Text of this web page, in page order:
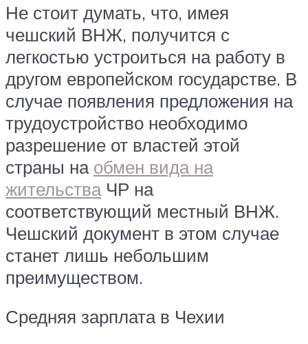
Не стоит думать, что, имея
чешский ВНЖ, получится с
легкостью устроиться на работу в
другом европейском государстве. В
случае появления предложения на
трудоустройство необходимо
разрешение от властей этой
страны на обмен вида на
жительстваЧР на
соответствующий местный ВНЖ.
Чешский документ в этом случае
станет лишь небольшим
преимуществом.
Средняя зарплата в Чехии